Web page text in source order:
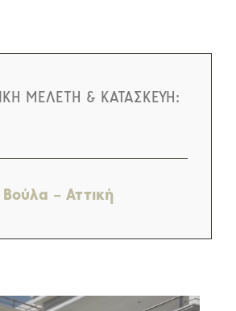
ΜΕΛΕΤΗ & ΚΑΤΑΣΚΕΥΗ:
Βούλα – Αττική